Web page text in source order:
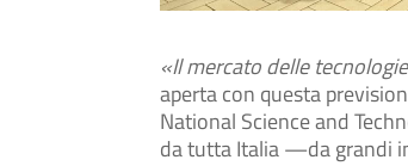
«Il mercato delle
aperta con questa
National Science and
da tutta Italia —da grandi